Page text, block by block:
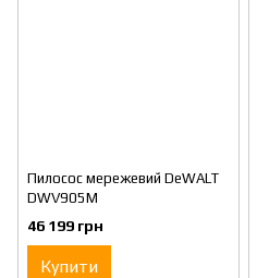
Пилосос мережевий DeWALT
DWV905M
46 199 грн
Купити